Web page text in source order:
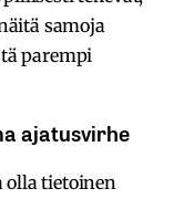
samoja
parempi
ajatusvirhe
olla tietoinen